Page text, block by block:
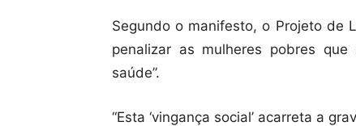
Segundo o manifesto, o Projeto de
penalizar as mulheres pobres
saúde”.
“Esta ‘vingança social’ acarreta a